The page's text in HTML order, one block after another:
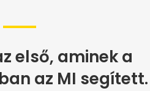
első, aminek a
az MI segített.